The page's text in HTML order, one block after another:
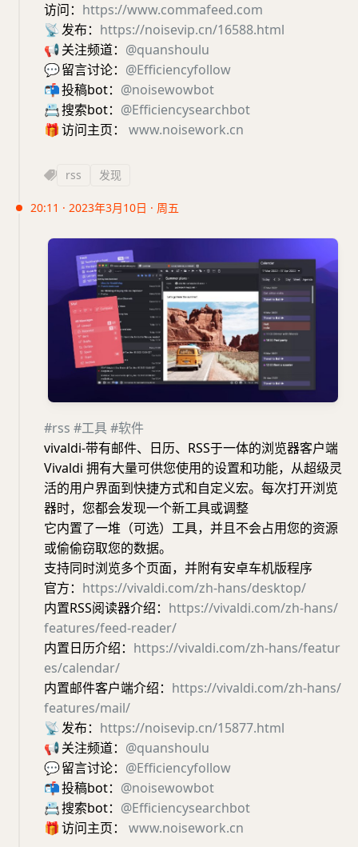
访问： https://www.commafeed.com
📡发布： https://noisevip.cn/16588.html
📢关注频道： @quanshoulu
💬留言讨论： @Efficiencyfollow
📬投稿bot： @noisewowbot
📇搜索bot： @Efficiencysearchbot
🎁访问主页： www.noisework.cn
rss 发现
20:11 · 2023年3月10日 · 周五
#rss #工具#软件
vivaldi-带有邮件、日历、RSS于一体的浏览器客户端
Vivaldi 拥有大量可供您使用的设置和功能，从超级灵
活的用户界面到快捷方式和自定义宏。每次打开浏览
器时，您都会发现一个新工具或调整
它内置了一堆（可选）工具，并且不会占用您的资源
或偷偷窃取您的数据。
支持同时浏览多个页面，并附有安卓车机版程序
官方： https://vivaldi.com/zh-hans/desktop/
内置RSS阅读器介绍： https://vivaldi.com/zh-hans/
features/feed-reader/
内置日历介绍： https://vivaldi.com/zh-hans/featur
es/calendar/
内置邮件客户端介绍： https://vivaldi.com/zh-hans/
features/mail/
📡发布： https://noisevip.cn/15877.html
📢关注频道： @quanshoulu
💬留言讨论： @Efficiencyfollow
📬投稿bot： @noisewowbot
📇搜索bot： @Efficiencysearchbot
🎁访问主页： www.noisework.cn